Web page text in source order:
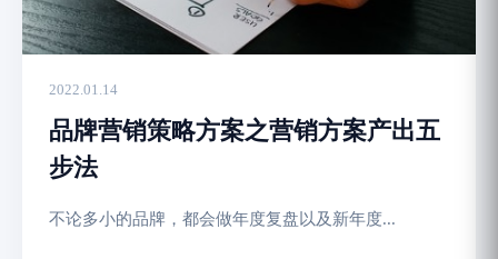
2022.01.14
品牌营销策略方案之营销方案产出五
步法
不论多小的品牌，都会做年度复盘以及新年度...